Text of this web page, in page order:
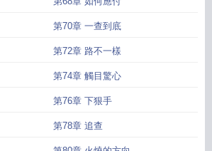
第70章 一查到底
第72章 路不一樣
第74章 觸目驚心
第76章 下狠手
第78章 追查